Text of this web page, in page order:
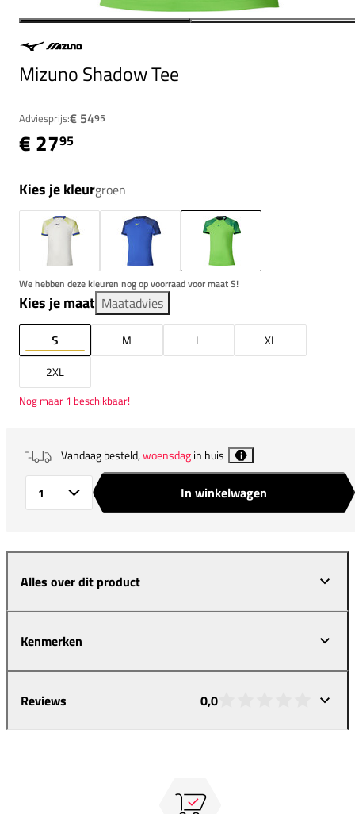
Mizuno Shadow Tee
Adviesprijs:€ 5495
€ 2795
Kies je kleurgroen
We hebben deze kleuren nog op voorraad voor maat S!
Kies je maat Maatadvies
S M L
XL
2XL
Nog maar 1 beschikbaar!
Vandaag besteld,woensdagin huis i
In winkelwagen
Alles over dit product
Kenmerken
Reviews 0,0